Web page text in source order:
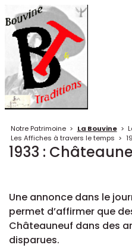
Notre Patrimoine > La Bouvine >
Les Affiches à travers le temps >
1933 :
Une annonce dans le
permet d’affirmer que
Châteauneuf dans des
disparues.